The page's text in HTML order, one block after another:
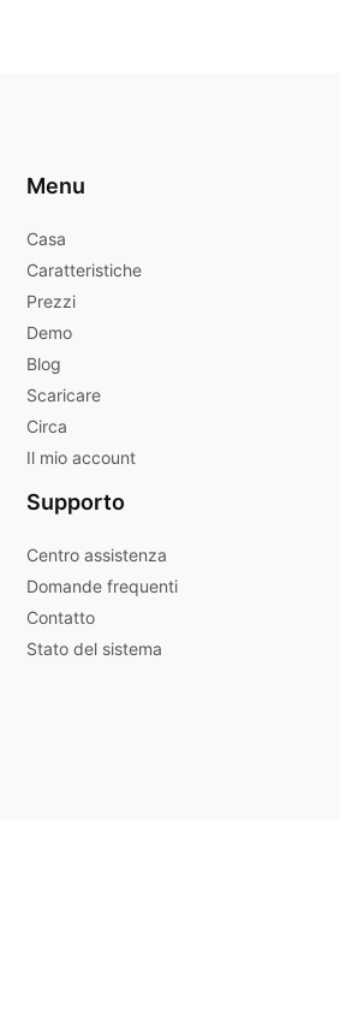
Menu
Casa
Caratteristiche
Prezzi
Demo
Blog
Scaricare
Circa
Il mio account
Supporto
Centro assistenza
Domande frequenti
Contatto
Stato del sistema